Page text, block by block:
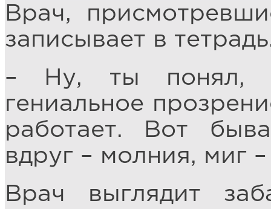
Врач,
записывает в
– Ну, ты понял,
гениальное
работает. Вот
вдруг – молния, миг
Врач выглядит